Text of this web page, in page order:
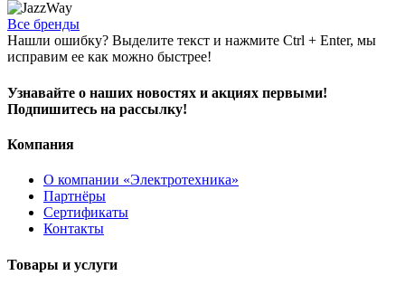
Все бренды
Нашли ошибку? Выделите текст и нажмите Ctrl + Enter, мы
исправим ее как можно быстрее!
Узнавайте о наших новостях и акциях первыми!
Подпишитесь на рассылку!
Компания
О компании «Электротехника»
Партнёры
Сертификаты
Контакты
Товары и услуги